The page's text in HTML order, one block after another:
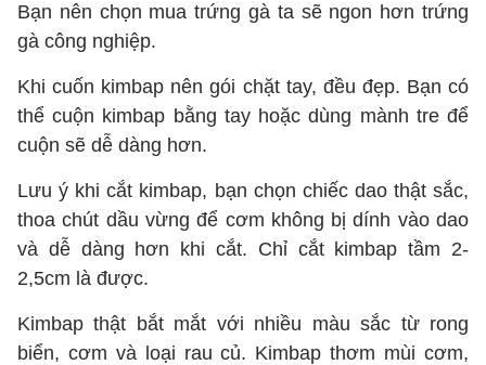
Bạn nên chọn mua trứng gà ta sẽ ngon hơn trứng
gà công nghiệp.
Khi cuốn kimbap nên gói chặt tay, đều đẹp. Bạn có
thể cuộn kimbap bằng tay hoặc dùng mành tre để
cuộn sẽ dễ dàng hơn.
Lưu ý khi cắt kimbap, bạn chọn chiếc dao thật sắc,
thoa chút dầu vừng để cơm không bị dính vào dao
và dễ dàng hơn khi cắt. Chỉ cắt kimbap tầm 2-
2,5cm là được.
Kimbap thật bắt mắt với nhiều màu sắc từ rong
biển, cơm và loại rau củ. Kimbap thơm mùi cơm,